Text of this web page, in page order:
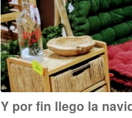
Y por fin llego la